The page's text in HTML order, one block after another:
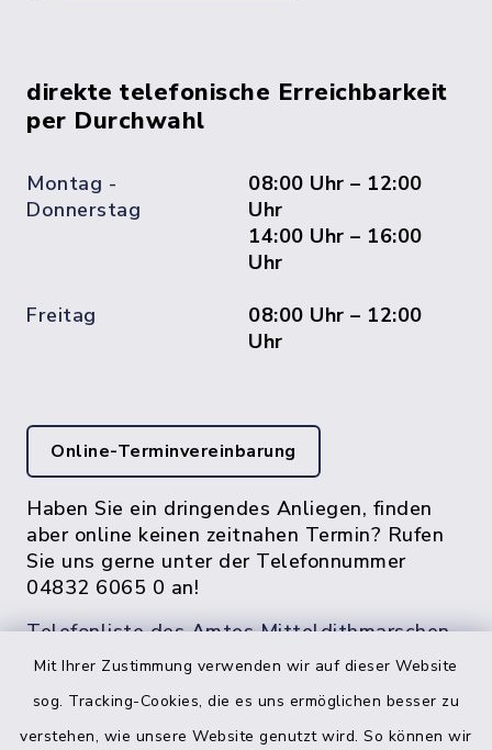
Mit Ihrer Zustimmung verwenden wir auf dieser Website
sog. Tracking-Cookies, die es uns ermöglichen besser zu
verstehen, wie unsere Website genutzt wird. So können wir
direkte telefonische Erreichbarkeit
per Durchwahl
Montag -
Donnerstag
08:00 Uhr – 12:00
Uhr
14:00 Uhr – 16:00
Uhr
Freitag
08:00 Uhr – 12:00
Uhr
Online-Terminvereinbarung
Haben Sie ein dringendes Anliegen, finden
aber online keinen zeitnahen Termin? Rufen
Sie uns gerne unter der Telefonnummer
04832 6065 0 an!
Telefonliste des Amtes Mitteldithmarschen